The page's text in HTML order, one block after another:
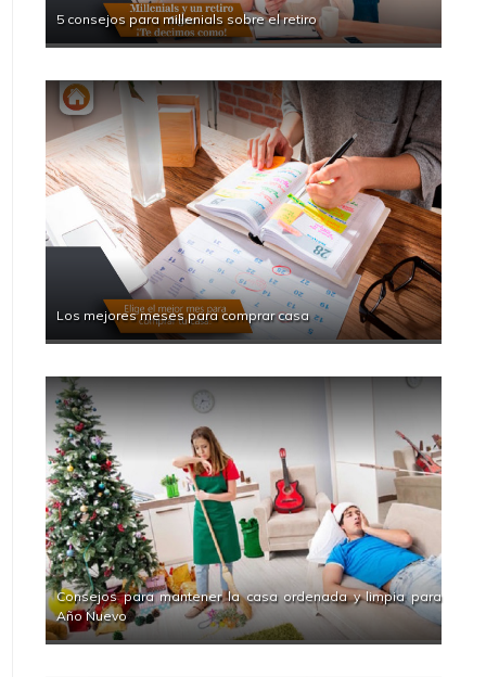
5 consejos para millenials sobre el retiro
Los mejores meses para comprar casa
Consejos para mantener la casa ordenada y limpia para
Año Nuevo